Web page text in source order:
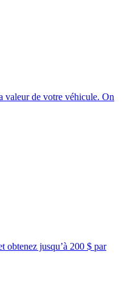
valeur de votre véhicule. On
obtenez jusqu’à 200 $ par